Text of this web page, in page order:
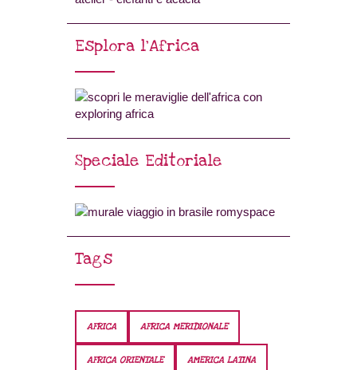
Esplora l’Africa
Speciale Editoriale
Tags
AFRICA AFRICA MERIDIONALE
AFRICA ORIENTALE AMERICA LATINA